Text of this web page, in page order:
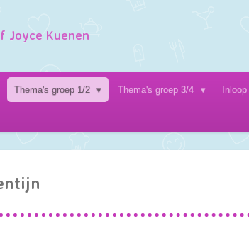
Joyce Kuenen
Thema's groep 1/2 Thema's groep 3/4